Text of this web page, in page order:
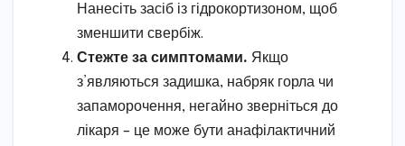
Нанесіть засіб із гідрокортизоном, щоб
зменшити свербіж.
Стежте за симптомами. Якщо
з’являються задишка, набряк горла чи
запаморочення, негайно зверніться до
лікаря – це може бути анафілактичний